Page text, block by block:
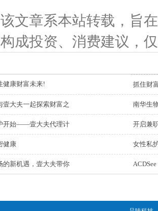
文章系本站转载，旨
成投资、消费建议，
健康财富未来! 抓住财
大夫一起探索财富之 南华生
开始——壹大夫代理计 开启兼
健康 女性私
的新机遇，壹大夫带你